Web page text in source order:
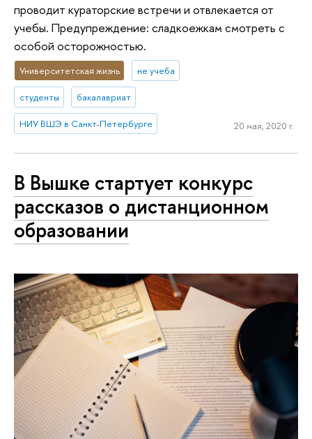
проводит кураторские встречи и отвлекается от
учебы. Предупреждение: сладкоежкам смотреть с
особой осторожностью.
Университетская жизнь не учеба
студенты бакалавриат
НИУ ВШЭ в Санкт-Петербурге 20 мая, 2020 г.
В Вышке стартует конкурс
рассказов о дистанционном
образовании